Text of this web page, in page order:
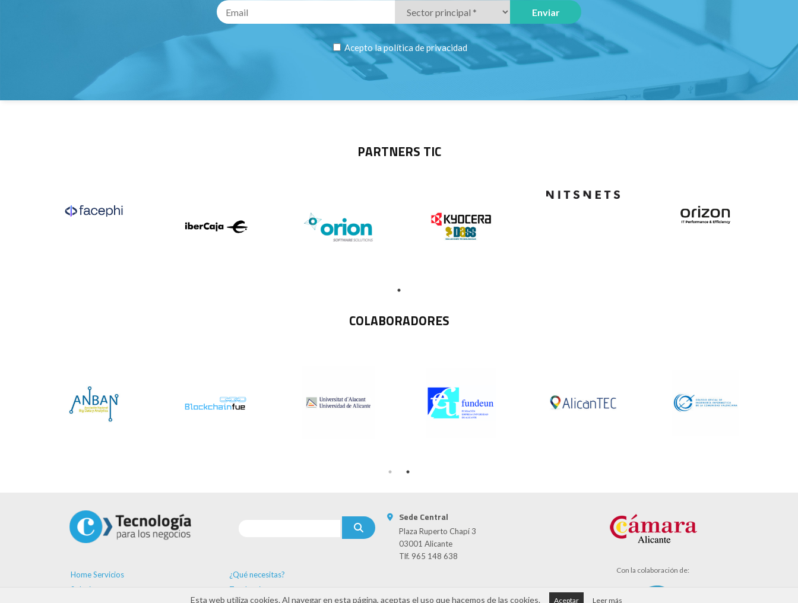
Acepto lapolítica de privacidad
PARTNERS TIC
COLABORADORES
Home Servicios
¿Qué necesitas?
Soluciones
Tendencias
Sede Central
Plaza Ruperto Chapí 3
03001 Alicante
Tlf. 965 148 638
Con la colaboración de:
Esta web utiliza cookies. Al navegar en esta página, aceptas el uso que hacemos de las cookies. Aceptar Leer más